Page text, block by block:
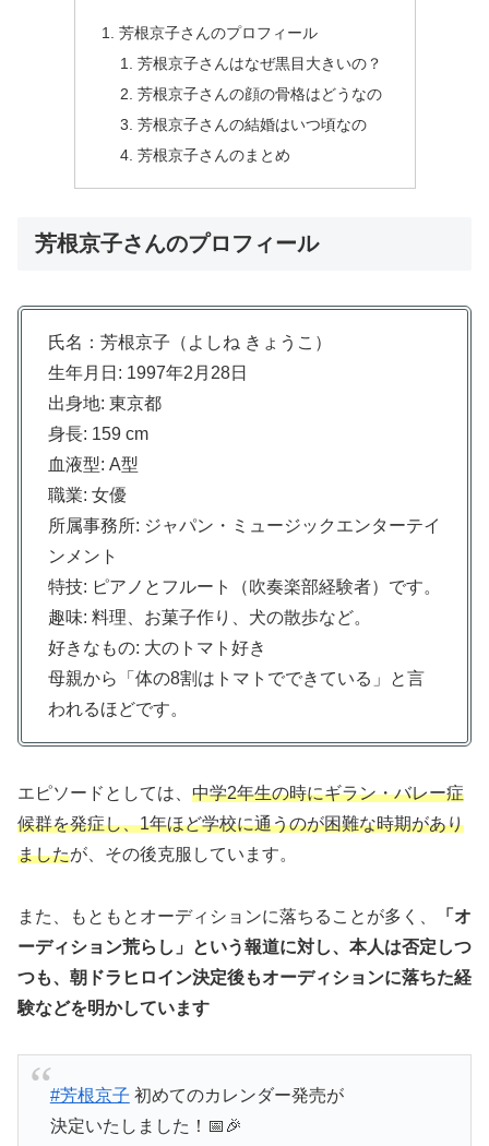
芳根京子さんのプロフィール
芳根京子さんはなぜ黒目大きいの？
芳根京子さんの顔の骨格はどうなの
芳根京子さんの結婚はいつ頃なの
芳根京子さんのまとめ
芳根京子さんのプロフィール
氏名：芳根京子（よしね きょうこ）
生年月日: 1997年2月28日
出身地: 東京都
身長: 159 cm
血液型: A型
職業: 女優
所属事務所: ジャパン・ミュージックエンターテイ
ンメント
特技: ピアノとフルート（吹奏楽部経験者）です。
趣味: 料理、お菓子作り、犬の散歩など。
好きなもの: 大のトマト好き
母親から「体の8割はトマトでできている」と言
われるほどです。
エピソードとしては、 中学2年生の時にギラン・バレー症
候群を発症し、1年ほど学校に通うのが困難な時期があり
ましたが、その後克服しています。
また、もともとオーディションに落ちることが多く、
「オ
ーディション荒らし」という報道に対し、本人は否定しつ
つも、朝ドラヒロイン決定後もオーディションに落ちた経
験などを明かしています
#芳根京子 初めてのカレンダー発売が
決定いたしました！📅🎉